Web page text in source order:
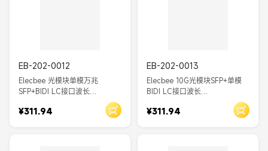
EB-202-0012
Elecbee 光模块单模万兆
SFP+BIDI LC接口波长
20KM兼容思科
¥311.94
EB-202-0013
Elecbee 10G光模块SFP+单模
BIDI LC接口波长
20KM
¥311.94